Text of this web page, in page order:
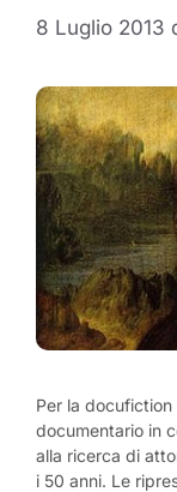
8 Luglio 2013
Per la
documentario in
alla ricerca di
i 50 anni. Le